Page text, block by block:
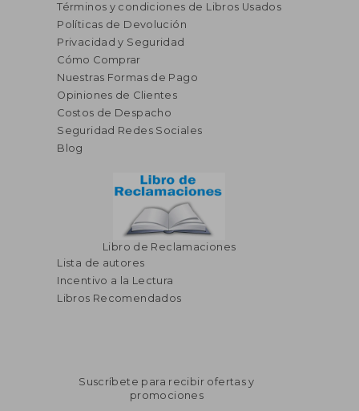
Términos y condiciones de Libros Usados
Políticas de Devolución
Privacidad y Seguridad
Cómo Comprar
Nuestras Formas de Pago
Opiniones de Clientes
Costos de Despacho
Seguridad Redes Sociales
Blog
Libro de Reclamaciones
Lista de autores
Incentivo a la Lectura
Libros Recomendados
Suscríbete para recibir ofertas y
promociones